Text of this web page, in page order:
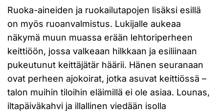
Ruoka-aineiden ja ruokailutapojen lisäksi esillä
on myös ruoanvalmistus. Lukijalle aukeaa
näkymä muun muassa erään lehtoriperheen
keittiöön, jossa valkeaan hilkkaan ja esiliinaan
pukeutunut keittäjätär häärii. Hänen seuranaan
ovat perheen ajokoirat, jotka asuvat keittiössä –
talon muihin tiloihin eläimillä ei ole asiaa. Lounas,
iltapäiväkahvi ja illallinen viedään isolla